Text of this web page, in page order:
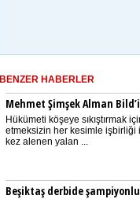
BENZER HABERLER
Mehmet Şimşek Alman
Hükümeti köşeye sıkıştırmak
etmeksizin her kesimle işbirliği
kez alenen yalan ...
Beşiktaş derbide